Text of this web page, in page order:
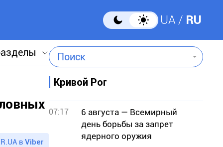
UA RU
Поиск
в Viber
Кривой Рог
07:17
6 августа — Всемирный
день борьбы за запрет
ядерного оружия